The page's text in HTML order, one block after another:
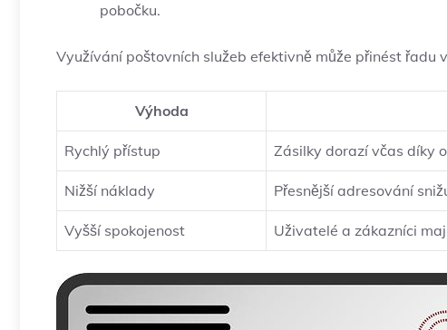
pobočku.
Využívání poštovních služeb efektivně může přinést řadu
Výhoda
Rychlý přístup Zásilky dorazí včas díky
Nižší náklady Přesnější adresování
Vyšší spokojenost Uživatelé a zákazníci